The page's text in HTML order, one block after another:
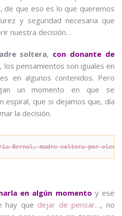
de que eso es lo que queremos
y seguridad necesaria que
nuestra decisión…
soltera, con donante de
, los pensamientos son iguales en
en algunos contenidos. Pero
un momento en que se
espiral, que si dejamos que, día
la decisión.
Bernal, madre soltera por
en algún momento y ese
hay que dejar de pensar…, no